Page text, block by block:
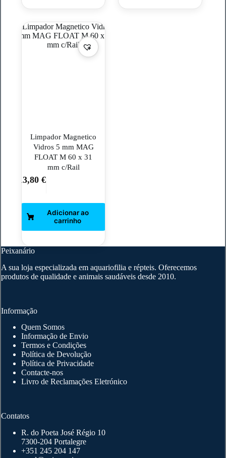
Limpador Magnetico
Vidros 5 mm MAG
FLOAT M 60 x 31
mm c/Rail
13,80 €
Peixanário
A sua loja especializada em aquariofilia e répteis. Oferecemos
produtos de qualidade e animais saudáveis desde 2010.
Informação
Quem Somos
Informação de Envio
Termos e Condições
Política de Devolução
Política de Privacidade
Contacte-nos
Livro de Reclamações Eletrónico
Contatos
R. do Poeta José Régio 10
7300-204 Portalegre
+351 245 204 147